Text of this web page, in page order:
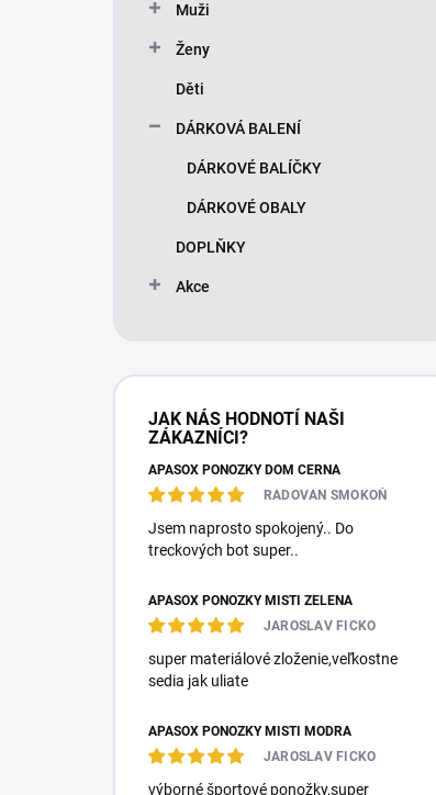
Muži
Ženy
Děti
DÁRKOVÁ BALENÍ
DÁRKOVÉ BALÍČKY
DÁRKOVÉ OBALY
DOPLŇKY
Akce
JAK NÁS HODNOTÍ NAŠI
ZÁKAZNÍCI?
APASOX PONOŽKY DOM ČERNÁ
RADOVAN SMOKOŇ
Jsem naprosto spokojený.. Do
treckových bot super..
APASOX PONOŽKY MISTI ZELENÁ
JAROSLAV FICKO
super materiálové zloženie,veľkostne
sedia jak uliate
APASOX PONOŽKY MISTI MODRÁ
JAROSLAV FICKO
výborné športové ponožky,super